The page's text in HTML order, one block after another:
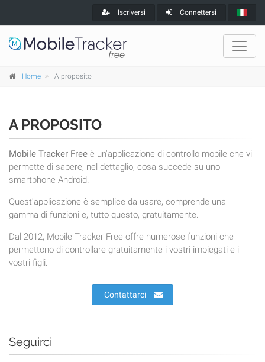
Iscriversi Connettersi
Home A proposito
A PROPOSITO
Mobile Tracker Free è un'applicazione di controllo mobile che vi
permette di sapere, nel dettaglio, cosa succede su uno
smartphone Android.
Quest'applicazione è semplice da usare, comprende una
gamma di funzioni e, tutto questo, gratuitamente.
Dal 2012, Mobile Tracker Free offre numerose funzioni che
permettono di controllare gratuitamente i vostri impiegati e i
vostri figli.
Contattarci
Seguirci